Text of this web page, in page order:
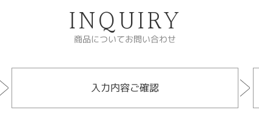
INQUIRY
商品についてお問い合わせ
入力内容ご確認